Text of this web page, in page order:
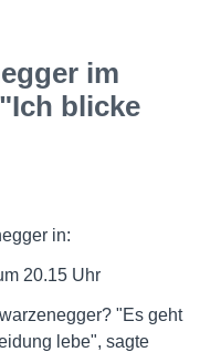
im
blicke
in:
20.15 Uhr
"Es geht
lebe", sagte